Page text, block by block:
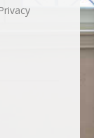
Privacy